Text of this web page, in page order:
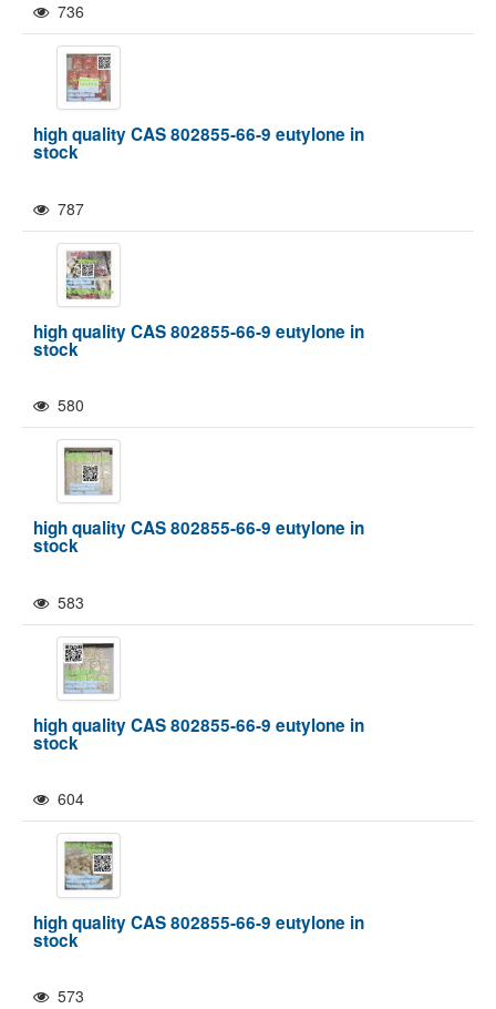
736
high quality CAS 802855-66-9 eutylone in
stock
787
high quality CAS 802855-66-9 eutylone in
stock
580
high quality CAS 802855-66-9 eutylone in
stock
583
high quality CAS 802855-66-9 eutylone in
stock
604
high quality CAS 802855-66-9 eutylone in
stock
573